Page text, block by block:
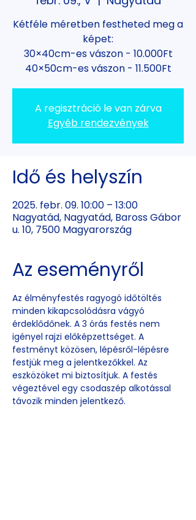
Kétféle méretben festheted meg a
képet:
30×40cm-es vászon - 10.000Ft
40×50cm-es vászon - 11.500Ft
A regisztráció le van zárva
Egyéb rendezvények
Idő és helyszín
2025. febr. 09. 10:00 – 13:00
Nagyatád, Nagyatád, Baross Gábor
u. 10, 7500 Magyarország
Az eseményről
Az élményfestés ragyogó időtöltés
minden kikapcsolódásra vágyó
érdeklődőnek. A 3 órás festés nem
igényel rajzi előképzettséget. A
festményt közösen, lépésről-lépésre
festjük meg a jelentkezőkkel. Az
eszközöket mi biztosítjuk. A festés
végeztével egy csodaszép alkotással
távozik minden jelentkező.